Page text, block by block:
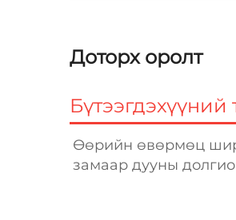
Доторх оролт
Бүтээгдэхүүний
Өөрийн өвөрмөц
замаар дууны